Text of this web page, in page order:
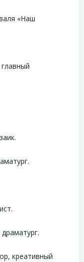
«Наш
креативный